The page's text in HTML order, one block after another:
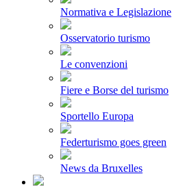
Normativa e Legislazione
Osservatorio turismo
Le convenzioni
Fiere e Borse del turismo
Sportello Europa
Federturismo goes green
News da Bruxelles